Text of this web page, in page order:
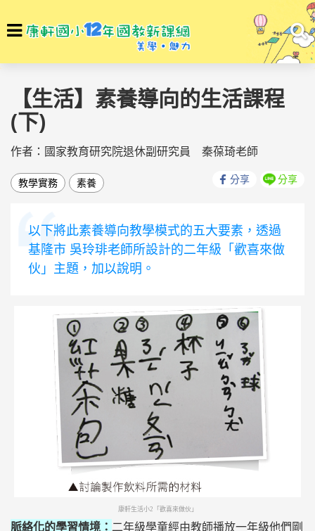
選
【生活】素養導向的生活課程
(下)
作者：國家教育研究院退休副研究員 秦葆琦老師
分享 分享
教學實務 素養
以下將此素養導向教學模式的五大要素，透過
基隆市 吳玲琲老師所設計的二年級「歡喜來做
伙」主題，加以說明。
康軒生活小2「歡喜來做伙」
脈絡化的學習情境： 二年級學童經由教師播放一年級他們剛